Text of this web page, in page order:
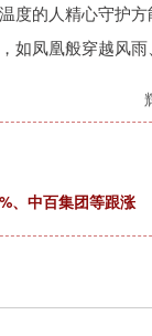
度的人精心守护
凤凰般穿越风雨
、中百集团等跟涨